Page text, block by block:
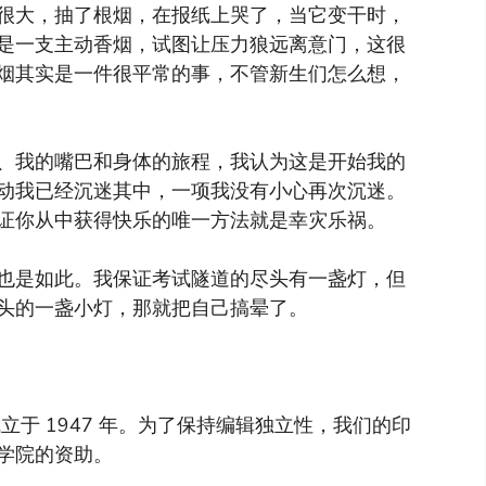
，抽了根烟，在报纸上哭了，当它变干时，
一支主动香烟，试图让压力狼远离意门，这很
实是一件很平常的事，不管新生们怎么想，
我的嘴巴和身体的旅程，我认为这是开始我的
已经沉迷其中，一项我没有小心再次沉迷。
从中获得快乐的唯一方法就是幸灾乐祸。
是如此。我保证考试隧道的尽头有一盏灯，但
一盏小灯，那就把自己搞晕了。
于 1947 年。为了保持编辑独立性，我们的印
的资助。